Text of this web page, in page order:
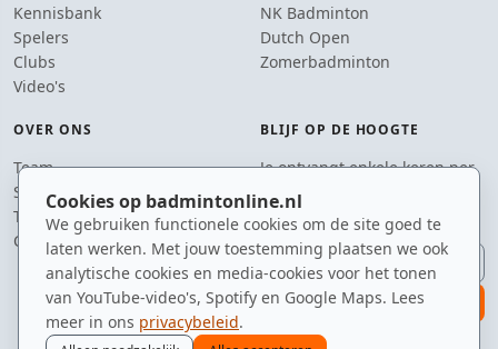
Cookies op badmintonline.nl
We gebruiken functionele cookies om de site goed te
laten werken. Met jouw toestemming plaatsen we ook
analytische cookies en media-cookies voor het tonen
van YouTube-video's, Spotify en Google Maps. Lees
meer in ons privacybeleid.
Kennisbank
Spelers
Clubs
Video's
NK Badminton
Dutch Open
Zomerbadminton
OVER ONS
Team
Supporters
Tip de redactie
Contact
BLIJF OP DE HOOGTE
Je ontvangt enkele keren per
jaar een e-mail met het
laatste badmintonnieuws.
E-mailadres
aanmelden